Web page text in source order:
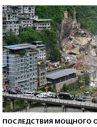
ПОСЛЕДСТВИЯ МОЩНОГО